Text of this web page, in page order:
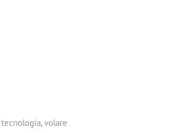
tecnologia,volare